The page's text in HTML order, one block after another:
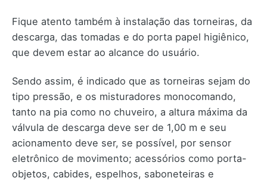
Fique atento também à instalação das torneiras, da
descarga, das tomadas e do porta papel higiênico,
que devem estar ao alcance do usuário.
Sendo assim, é indicado que as torneiras sejam do
tipo pressão, e os misturadores monocomando,
tanto na pia como no chuveiro, a altura máxima da
válvula de descarga deve ser de 1,00 m e seu
acionamento deve ser, se possível, por sensor
eletrônico de movimento; acessórios como porta-
objetos, cabides, espelhos, saboneteiras e